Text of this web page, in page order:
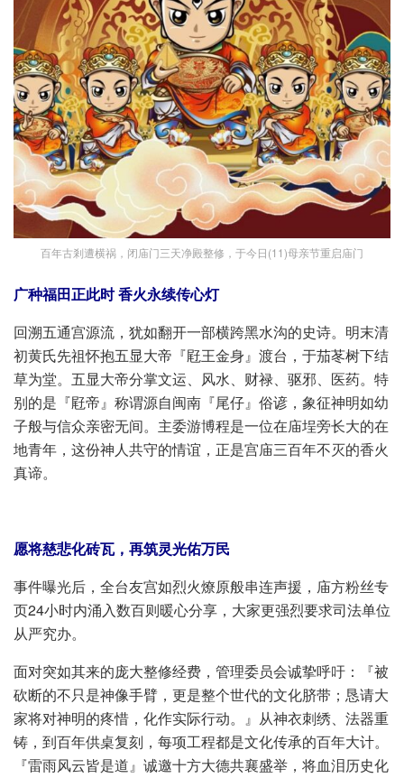
百年古剎遭横祸，闭庙门三天净殿整修，于今日(11)母亲节重启庙门
广种福田正此时 香火永续传心灯
回溯五通宫源流，犹如翻开一部横跨黑水沟的史诗。明末清
初黄氏先祖怀抱五显大帝『屘王金身』渡台，于茄苳树下结
草为堂。五显大帝分掌文运、风水、财禄、驱邪、医药。特
别的是『屘帝』称谓源自闽南『尾仔』俗谚，象征神明如幼
子般与信众亲密无间。主委游博程是一位在庙埕旁长大的在
地青年，这份神人共守的情谊，正是宫庙三百年不灭的香火
真谛。
愿将慈悲化砖瓦，再筑灵光佑万民
事件曝光后，全台友宫如烈火燎原般串连声援，庙方粉丝专
页24小时内涌入数百则暖心分享，大家更强烈要求司法单位
从严究办。
面对突如其来的庞大整修经费，管理委员会诚挚呼吁：『被
砍断的不只是神像手臂，更是整个世代的文化脐带；恳请大
家将对神明的疼惜，化作实际行动。』从神衣刺绣、法器重
铸，到百年供桌复刻，每项工程都是文化传承的百年大计。
『雷雨风云皆是道』诚邀十方大德共襄盛举，将血泪历史化